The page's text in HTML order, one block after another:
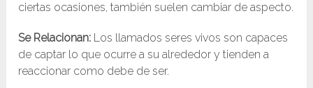
ciertas ocasiones, también suelen cambiar de aspecto.
Se Relacionan: Los llamados seres vivos son capaces
de captar lo que ocurre a su alrededor y tienden a
reaccionar como debe de ser.